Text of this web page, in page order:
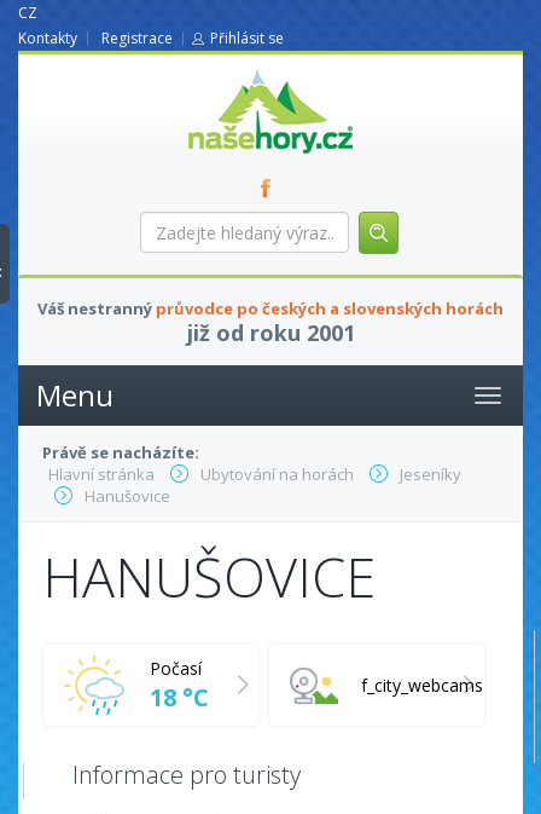
CZ
Kontakty
Registrace Přihlásit se
nasehory.cz
Zadejte
hledaný
Váš nestranný průvodce po českých a slovenských horách
již od roku 2001
Menu
Právě se nacházíte:
Hlavní stránka
Ubytování na horách
Jeseníky
Hanušovice
HANUŠOVICE
Počasí
18 °C f_city_webcams
Informace pro turisty